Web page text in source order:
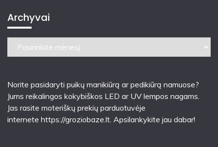
Archyvai
Archyvai
Norite pasidaryti puikų manikiūrą ar pedikiūrą namuose?
Jums reikalingos kokybiškos LED ar UV lempos nagams.
Jas rasite moteriškų prekių parduotuvėje
internete https://groziobaze.lt . Apsilankykite jau dabar!